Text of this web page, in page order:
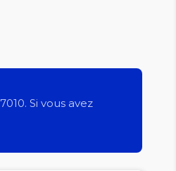
Si vous avez